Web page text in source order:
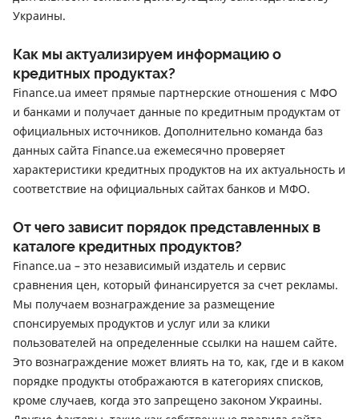
Украины.
Как мы актуализируем информацию о
кредитных продуктах?
Finance.ua имеет прямые партнерские отношения с МФО
и банками и получает данные по кредитным продуктам от
официальных источников. Дополнительно команда баз
данных сайта Finance.ua ежемесячно проверяет
характеристики кредитных продуктов на их актуальность и
соответствие на официальных сайтах банков и МФО.
От чего зависит порядок представленных в
каталоге кредитных продуктов?
Finance.ua – это независимый издатель и сервис
сравнения цен, который финансируется за счет рекламы.
Мы получаем вознаграждение за размещение
спонсируемых продуктов и услуг или за клики
пользователей на определенные ссылки на нашем сайте.
Это вознаграждение может влиять на то, как, где и в каком
порядке продукты отображаются в категориях списков,
кроме случаев, когда это запрещено законом Украины.